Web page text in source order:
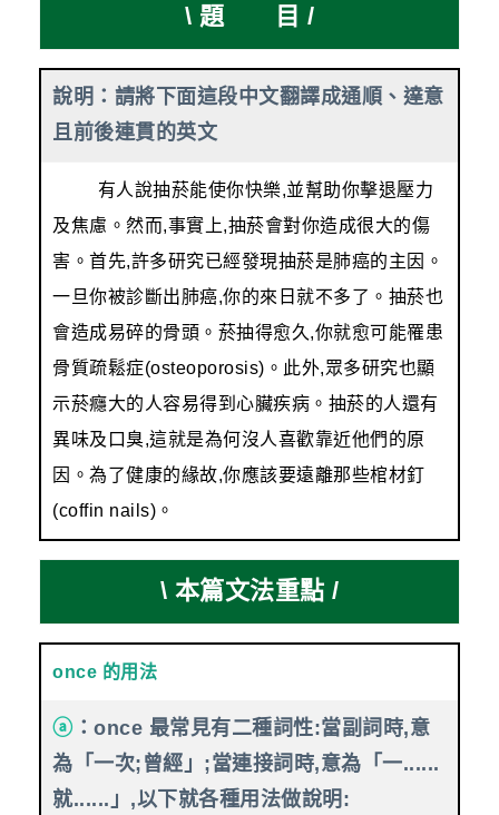
\ 題 目 /
說明：請將下面這段中文翻譯成通順、達意
且前後連貫的英文
有人說抽菸能使你快樂,並幫助你擊退壓力
及焦慮。然而,事實上,抽菸會對你造成很大的傷
害。首先,許多研究已經發現抽菸是肺癌的主因。
一旦你被診斷出肺癌,你的來日就不多了。抽菸也
會造成易碎的骨頭。菸抽得愈久,你就愈可能罹患
骨質疏鬆症(osteoporosis)。此外,眾多研究也顯
示菸癮大的人容易得到心臟疾病。抽菸的人還有
異味及口臭,這就是為何沒人喜歡靠近他們的原
因。為了健康的緣故,你應該要遠離那些棺材釘
(coffin nails)。
\ 本篇文法重點 /
once 的用法
ⓐ ：once 最常見有二種詞性:當副詞時,意
為「一次;曾經」;當連接詞時,意為「一......
就......」,以下就各種用法做說明: